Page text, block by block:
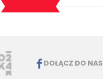
DOŁĄCZ DO NAS